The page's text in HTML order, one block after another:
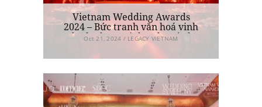
Vietnam Wedding Awards
2024 – Bức tranh văn hoá vinh
danh những tinh anh ngành
cưới Việt cao cấp
Oct 21, 2024 / LEGACY VIETNAM